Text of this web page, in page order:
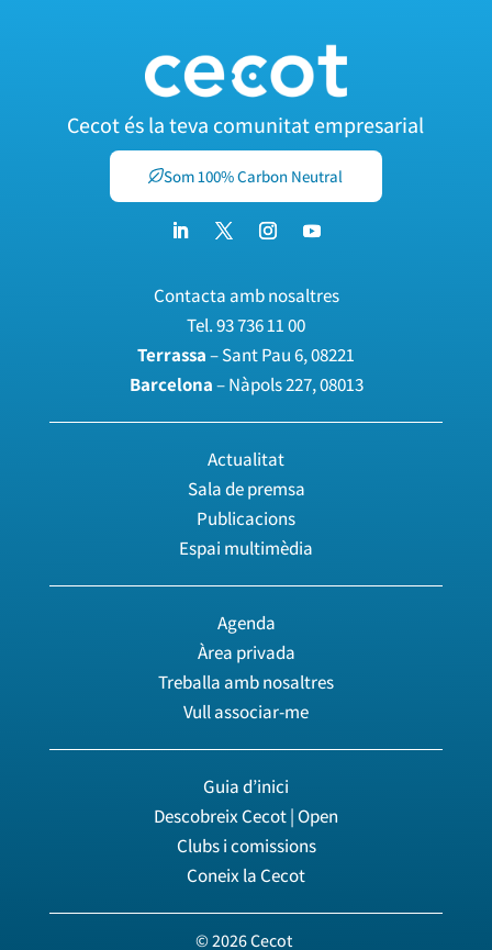
Cecot és la teva comunitat empresarial
Som 100% Carbon Neutral
Contacta amb nosaltres
Tel.93 736 11 00
Terrassa– Sant Pau 6, 08221
Barcelona– Nàpols 227, 08013
Actualitat
Sala de premsa
Publicacions
Espai multimèdia
Agenda
Àrea privada
Treballa amb nosaltres
Vull associar-me
Guia d’inici
Descobreix Cecot | Open
Clubs i comissions
Coneix la Cecot
© 2026 Cecot